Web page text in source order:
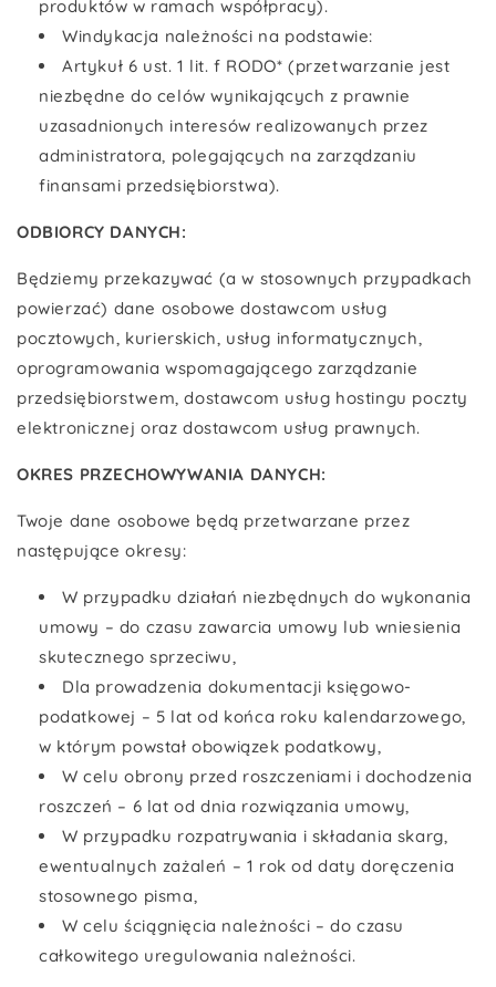
produktów w ramach współpracy).
Windykacja należności na podstawie:
Artykuł 6 ust. 1 lit. f RODO* (przetwarzanie jest
niezbędne do celów wynikających z prawnie
uzasadnionych interesów realizowanych przez
administratora, polegających na zarządzaniu
finansami przedsiębiorstwa).
ODBIORCY DANYCH:
Będziemy przekazywać (a w stosownych przypadkach
powierzać) dane osobowe dostawcom usług
pocztowych, kurierskich, usług informatycznych,
oprogramowania wspomagającego zarządzanie
przedsiębiorstwem, dostawcom usług hostingu poczty
elektronicznej oraz dostawcom usług prawnych.
OKRES PRZECHOWYWANIA DANYCH:
Twoje dane osobowe będą przetwarzane przez
następujące okresy:
W przypadku działań niezbędnych do wykonania
umowy – do czasu zawarcia umowy lub wniesienia
skutecznego sprzeciwu,
Dla prowadzenia dokumentacji księgowo-
podatkowej – 5 lat od końca roku kalendarzowego,
w którym powstał obowiązek podatkowy,
W celu obrony przed roszczeniami i dochodzenia
roszczeń – 6 lat od dnia rozwiązania umowy,
W przypadku rozpatrywania i składania skarg,
ewentualnych zażaleń – 1 rok od daty doręczenia
stosownego pisma,
W celu ściągnięcia należności – do czasu
całkowitego uregulowania należności.